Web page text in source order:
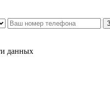
данных